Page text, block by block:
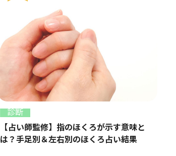
診断
【占い師監修】指のほくろが示す意味と
は？手足別＆左右別のほくろ占い結果